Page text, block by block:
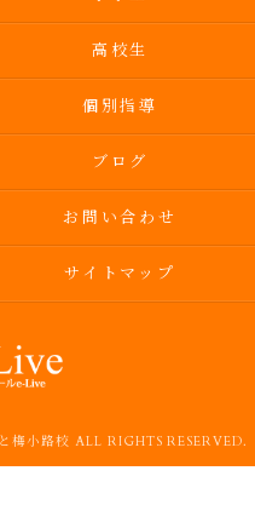
高校生
個別指導
ブログ
お問い合わせ
サイトマップ
梅小路校 ALL RIGHTS RESERVED.